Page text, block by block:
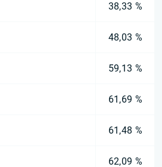
38,33 %
48,03 %
59,13 %
61,69 %
61,48 %
62,09 %